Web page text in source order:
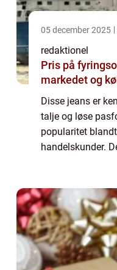
05 december 2025
redaktionel
Pris på
markedet og
Disse jeans er
talje og løse
popularitet
handelskunder.